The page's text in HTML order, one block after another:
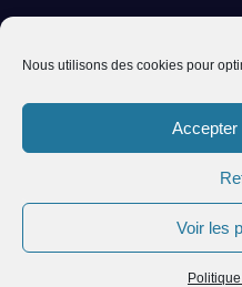
Nous utilisons des cookies pour
Accepter
Voir les
03 88 00 33 03
1 rue de l’école